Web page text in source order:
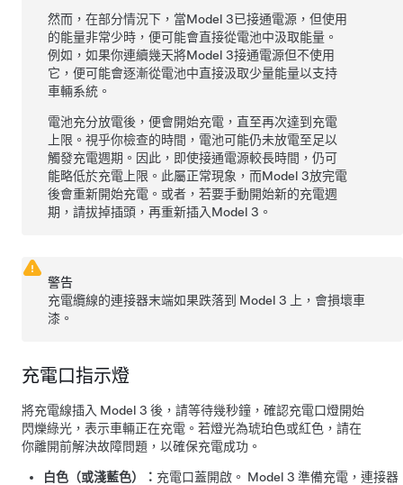
然而，在部分情況下，當Model 3已接通電源，但使用
的能量非常少時，便可能會直接從電池中汲取能量。
例如，如果你連續幾天將Model 3接通電源但不使用
它，便可能會逐漸從電池中直接汲取少量能量以支持
車輛系統。
電池充分放電後，便會開始充電，直至再次達到充電
上限。視乎你檢查的時間，電池可能仍未放電至足以
觸發充電週期。因此，即使接通電源較長時間，仍可
能略低於充電上限。此屬正常現象，而Model 3放完電
後會重新開始充電。或者，若要手動開始新的充電週
期，請拔掉插頭，再重新插入 Model 3 。
警告
充電纜線的連接器末端如果跌落到 Model 3 上，會損壞車
漆。
充電口指示燈
將充電線插入 Model 3 後，請等待幾秒鐘，確認充電口燈開始
閃爍綠光，表示車輛正在充電。若燈光為琥珀色或紅色，請在
你離開前解決故障問題，以確保充電成功。
白色（或淺藍色）： 充電口蓋開啟。 Model 3 準備充電，連接器